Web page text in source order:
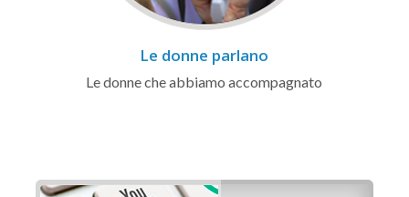
Le donne parlano
Le donne che abbiamo accompagnato